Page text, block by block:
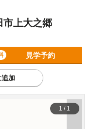
市上大之郷
見学予約
加
1 / 1